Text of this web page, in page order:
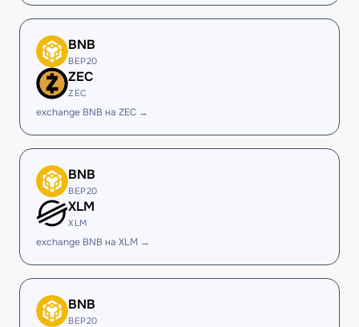
BNB
BEP20
ZEC
ZEC
exchange BNB на ZEC →
BNB
BEP20
XLM
XLM
exchange BNB на XLM →
BNB
BEP20